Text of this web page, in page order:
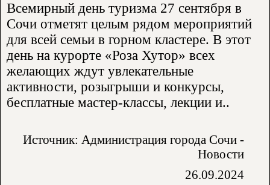
Всемирный день туризма 27 сентября в
Сочи отметят целым рядом мероприятий
для всей семьи в горном кластере. В этот
день на курорте «Роза Хутор» всех
желающих ждут увлекательные
активности, розыгрыши и конкурсы,
бесплатные мастер-классы, лекции и..
Источник: Администрация города Сочи -
Новости
26.09.2024